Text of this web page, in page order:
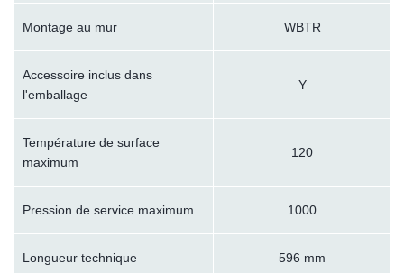
Montage au mur WBTR
Accessoire inclus dans
l'emballage
Y
Température de surface
maximum
120
Pression de service maximum 1000
Longueur technique 596 mm